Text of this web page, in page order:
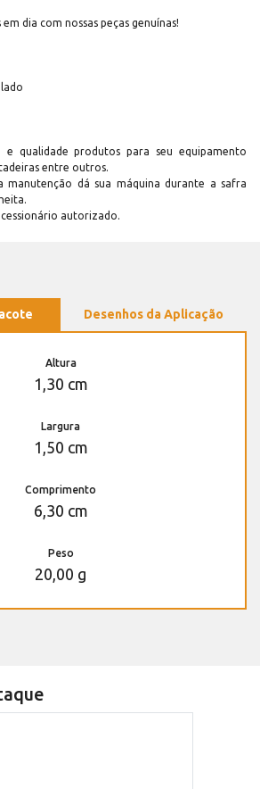
dia com nossas peças genuínas!
e qualidade produtos para seu equipamento
entre outros.
manutenção dá sua máquina durante a safra
autorizado.
Desenhos da Aplicação
Altura
1,30 cm
Largura
1,50 cm
Comprimento
6,30 cm
Peso
20,00 g